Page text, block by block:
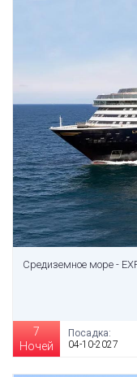
Средиземное море -
7
Ночей
Посадка:
04-10-2027